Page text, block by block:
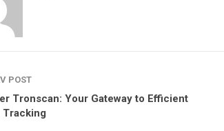
POST
Tronscan: Your Gateway to Efficient
Tracking